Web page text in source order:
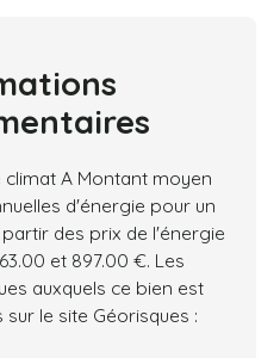
climat A Montant moyen
d'énergie pour un
des prix de l'énergie
et 897.00 €. Les
auxquels ce bien est
le site Géorisques :